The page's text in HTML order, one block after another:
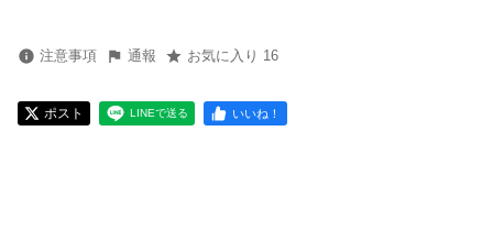
注意事項 通報 お気に入り 16
ポスト LINEで送る いいね！